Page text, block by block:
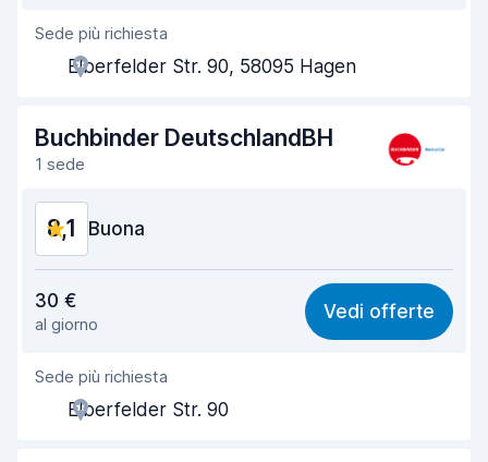
Gentilezza degli agenti
Rapidità del ritiro
Rapidità della riconsegna
Condizioni dell'auto
Sede più richiesta
Elberfelder Str. 90, 58095 Hagen
Buchbinder DeutschlandBH
1 sede
8,1 Buona
8,2
Facile da trovare 8,2
Gentilezza degli agenti
Rapidità del ritiro
30 €
al giorno
Vedi offerte
Sede più richiesta
Elberfelder Str. 90